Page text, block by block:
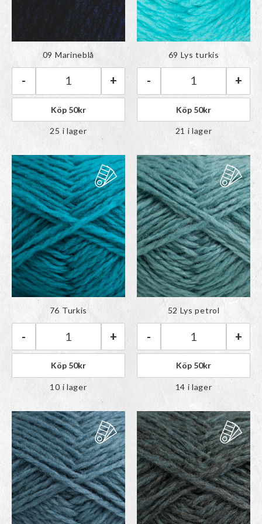
Färgen har lagts till i
paletten
Rauma Vams | 09 Marineblå mängd
- +
09 Marineblå
Köp 50kr
25 i lager
Färgen har lagts till i
paletten
Rauma Vams |
- +
69 Lys turkis
Köp 50kr
21 i lager
Färgen har lagts till i
paletten
Rauma Vams | 76 Turkis mängd
- +
76 Turkis
Köp 50kr
10 i lager
Färgen har lagts till i
paletten
Rauma Vams |
- +
52 Lys petrol
Köp 50kr
14 i lager